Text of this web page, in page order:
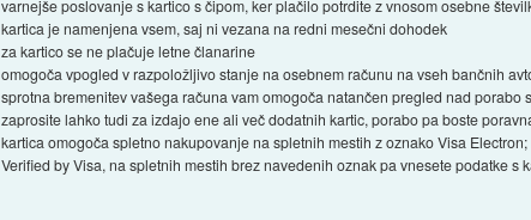
varnejše poslovanje s kartico s čipom, ker plačilo potrdite z vnosom osebne
kartica je namenjena vsem, saj ni vezana na redni mesečni dohodek
za kartico se ne plačuje letne članarine
omogoča vpogled v razpoložljivo stanje na osebnem računu na vseh bančnih
sprotna bremenitev vašega računa vam omogoča natančen pregled nad porabo
zaprosite lahko tudi za izdajo ene ali več dodatnih kartic, porabo pa boste
kartica omogoča spletno nakupovanje na spletnih mestih z oznako Visa
Verified by Visa, na spletnih mestih brez navedenih oznak pa vnesete podatke s